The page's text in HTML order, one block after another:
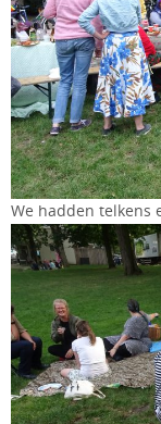
We hadden telkens